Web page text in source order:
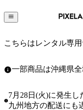
こちらはレンタル専
一部商品は沖縄県
7月28日(火)に発生
九州地方の配送にも